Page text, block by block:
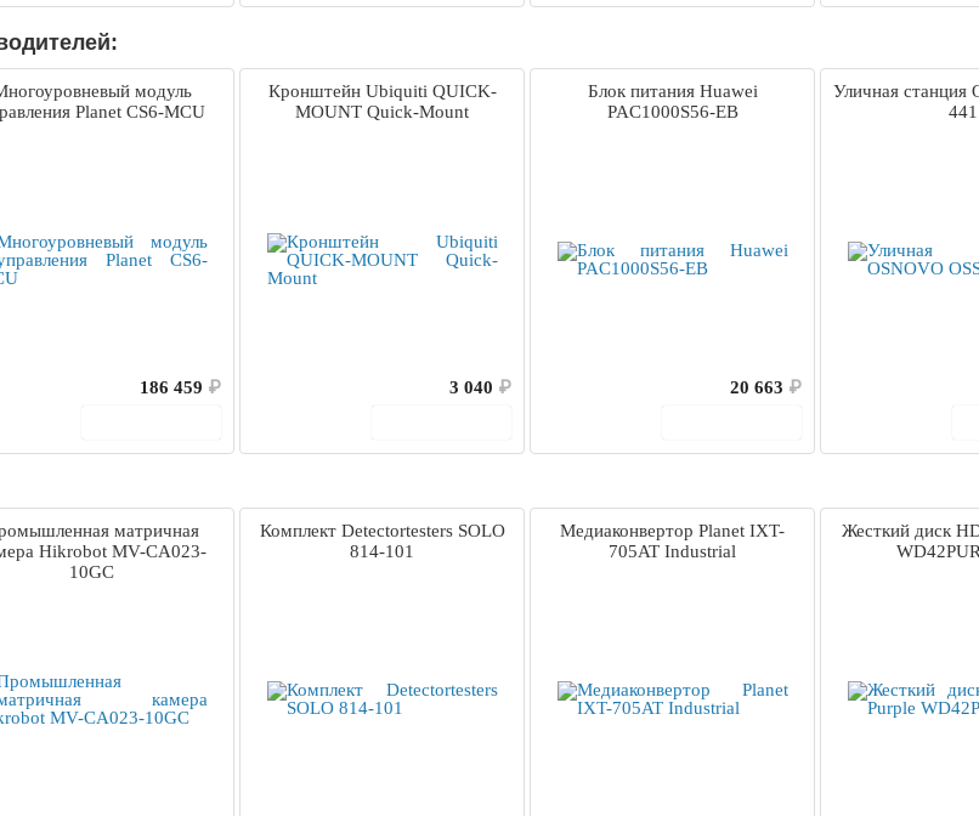
модуль
Planet CS6-MCU
186 459 ₽
Кронштейн Ubiquiti QUICK-
MOUNT Quick-Mount
3 040 ₽
Блок питания Huawei
PAC1000S56-EB
20 663 ₽
Уличная станция
441
матричная
Hikrobot MV-CA023-
10GC
Комплект Detectortesters SOLO
814-101
Медиаконвертор Planet IXT-
705AT Industrial
Жесткий диск